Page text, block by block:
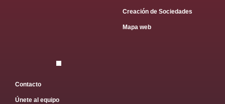
Creación de Sociedades
Mapa web
Contacto
Únete al equipo